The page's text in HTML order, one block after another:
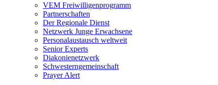
VEM Freiwilligenprogramm
Partnerschaften
Der Regionale Dienst
Netzwerk Junge Erwachsene
Personalaustausch weltweit
Senior Experts
Diakonienetzwerk
Schwesterngemeinschaft
Prayer Alert